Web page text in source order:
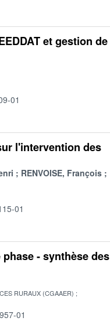
et gestion de
01
l'intervention des
RENVOISE, François
01
- synthèse des
RURAUX (CGAAER)
01